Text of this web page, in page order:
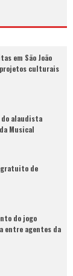
em São João
projetos culturais
alaudista
Musical
gratuito de
do jogo
entre agentes da